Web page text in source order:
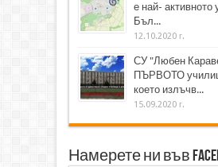
е най- активното
Бъл...
12.10.2020 г.
СУ "Любен
ПЪРВОТО
което излъчв...
15.09.2020 г.
Намерете ни във